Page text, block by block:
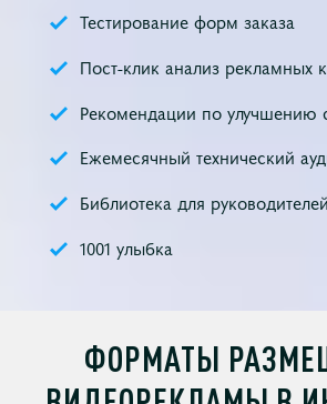
Тестирование форм заказа
Пост-клик анализ рекламных
Рекомендации по улучшению
Ежемесячный технический
Библиотека для руководителей
1001 улыбка
ФОРМАТЫ